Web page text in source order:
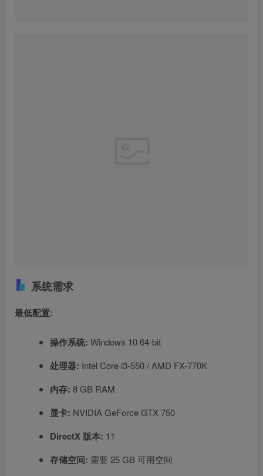
系统需求
最低配置:
操作系统: Windows 10 64-bit
处理器: Intel Core i3-550 / AMD FX-770K
内存: 8 GB RAM
显卡: NVIDIA GeForce GTX 750
DirectX 版本: 11
存储空间: 需要 25 GB 可用空间